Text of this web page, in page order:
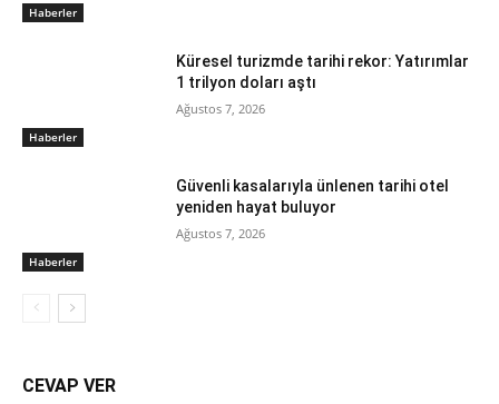
Haberler
Haberler
Küresel turizmde tarihi rekor: Yatırımlar
1 trilyon doları aştı
Ağustos 7, 2026
Haberler
Güvenli kasalarıyla ünlenen tarihi otel
yeniden hayat buluyor
Ağustos 7, 2026
CEVAP VER